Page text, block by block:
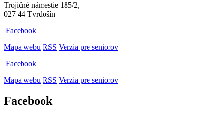
Trojičné námestie 185/2,
027 44 Tvrdošín
Facebook
Mapa webu RSS Verzia pre seniorov
Facebook
Mapa webu RSS Verzia pre seniorov
Facebook